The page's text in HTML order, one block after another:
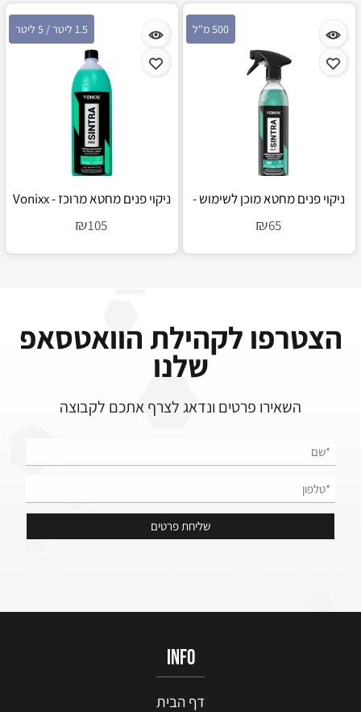
500 מ"ל
ניקוי פנים מחטא מוכן לשימוש -
₪65
1.5 ליטר / 5 ליטר
ניקוי פנים מחטא מרוכז - Vonixx
₪105
הצטרפו לקהילת הוואטסאפ
שלנו
השאירו פרטים ונדאג לצרף אתכם לקבוצה
info
דף הבית